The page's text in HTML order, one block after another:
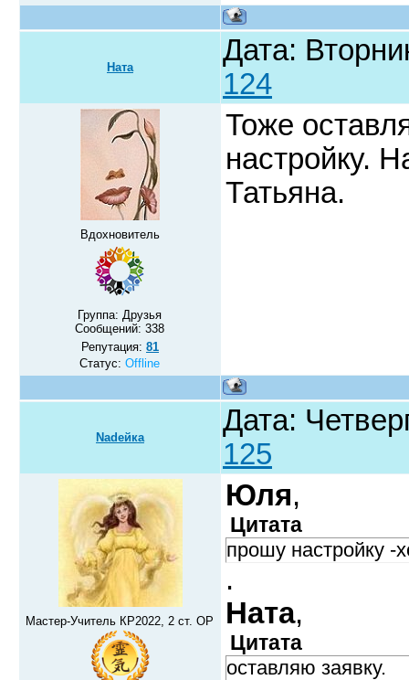
Ната
Дата:
124
Вдохновитель
Группа: Друзья
Сообщений:338
Репутация: 81
Статус:Offline
Тоже
настройку.
Татьяна.
Nadeйка
Дата:
125
Мастер-Учитель КР2022, 2 ст. ОР
Юля,
Цитата
прошу настройку -
.
Ната,
Цитата
оставляю заявку.